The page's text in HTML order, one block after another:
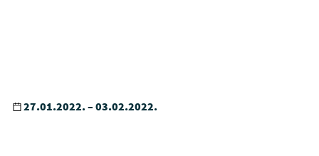
27.01.2022. – 03.02.2022.